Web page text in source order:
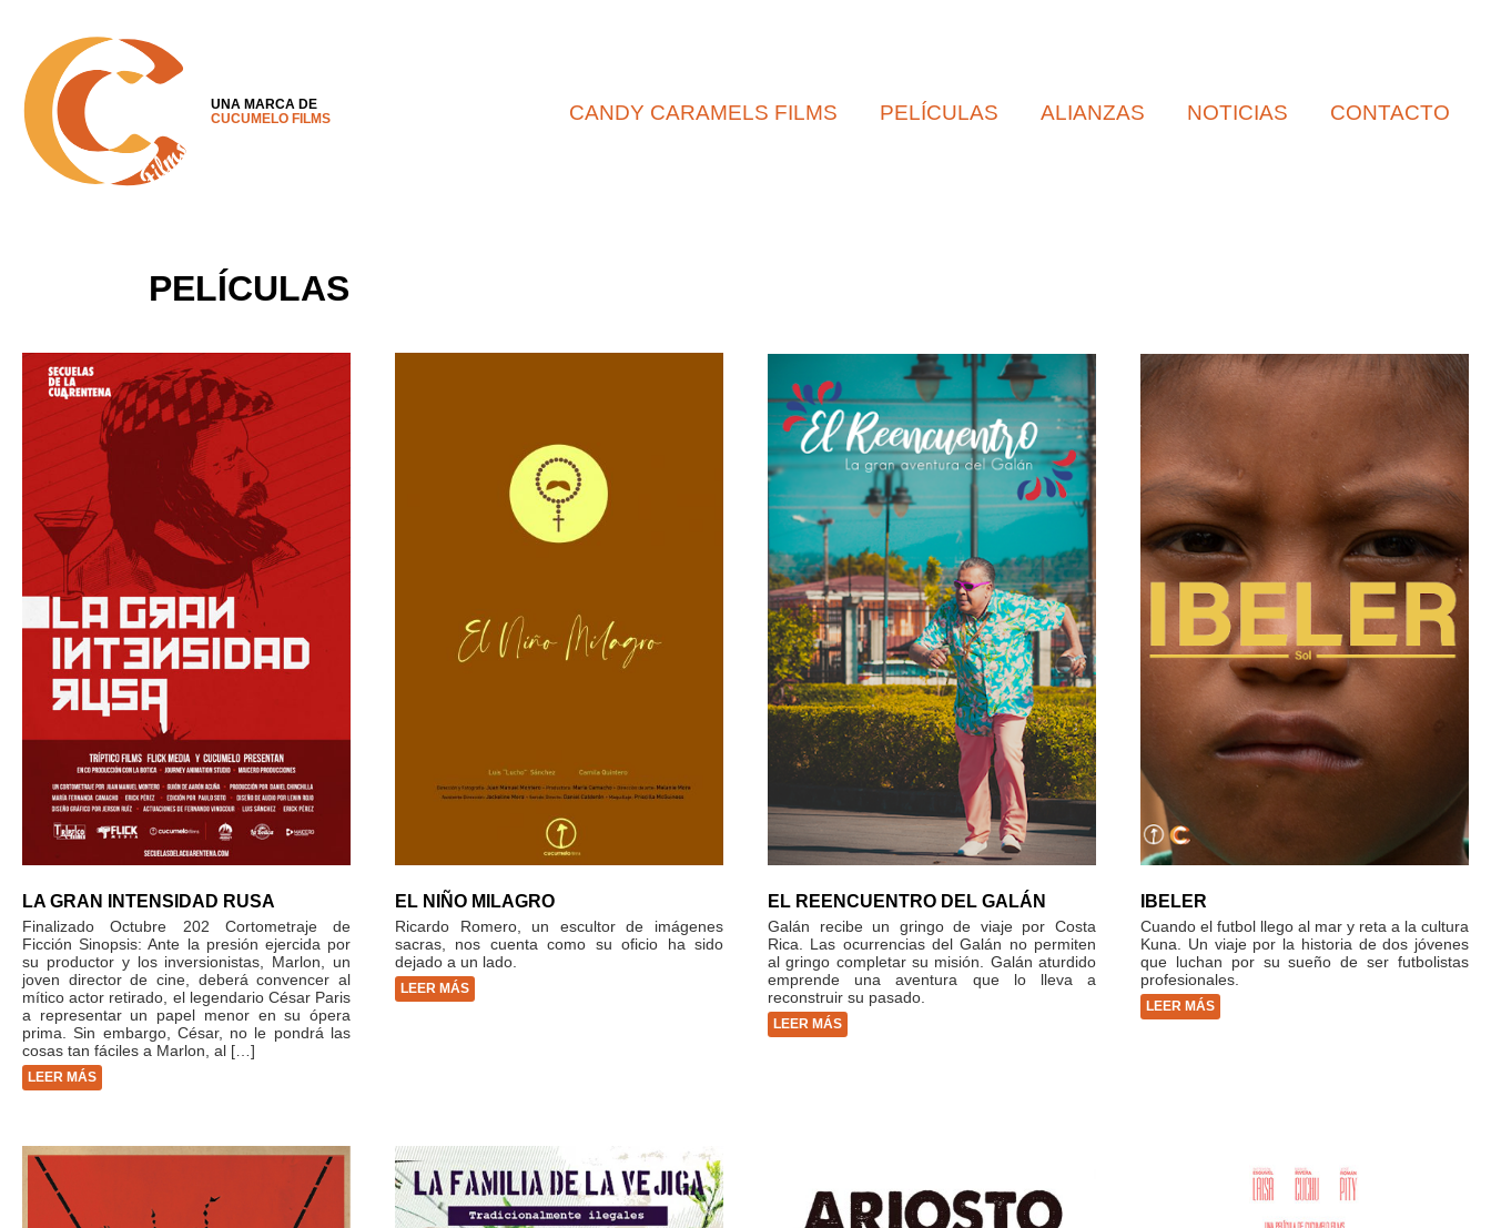
UNA MARCA DE
CUCUMELO FILMS
CANDY CARAMELS FILMS PELÍCULAS ALIANZAS NOTICIAS CONTACTO
PELÍCULAS
LA GRAN INTENSIDAD RUSA
Finalizado Octubre 202 Cortometraje de
Ficción Sinopsis: Ante la presión ejercida por
su productor y los inversionistas, Marlon, un
joven director de cine, deberá convencer al
mítico actor retirado, el legendario César Paris
a representar un papel menor en su ópera
prima. Sin embargo, César, no le pondrá las
cosas tan fáciles a Marlon, al […]
LEER MÁS
EL NIÑO MILAGRO
Ricardo Romero, un escultor de imágenes
sacras, nos cuenta como su oficio ha sido
dejado a un lado.
LEER MÁS
EL REENCUENTRO DEL GALÁN
Galán recibe un gringo de viaje por Costa
Rica. Las ocurrencias del Galán no permiten
al gringo completar su misión. Galán aturdido
emprende una aventura que lo lleva a
reconstruir su pasado.
LEER MÁS
IBELER
Cuando el futbol llego al mar y reta a la cultura
Kuna. Un viaje por la historia de dos jóvenes
que luchan por su sueño de ser futbolistas
profesionales.
LEER MÁS